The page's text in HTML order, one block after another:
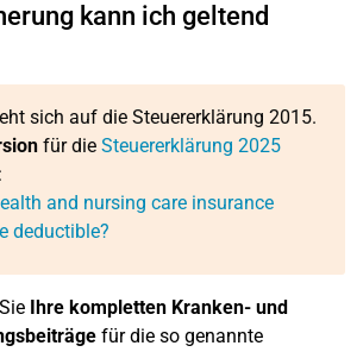
kann ich geltend
sich auf die Steuererklärung 2015.
für die Steuererklärung 2025
and nursing care insurance
deductible?
Ihre kompletten Kranken- und
für die so genannte